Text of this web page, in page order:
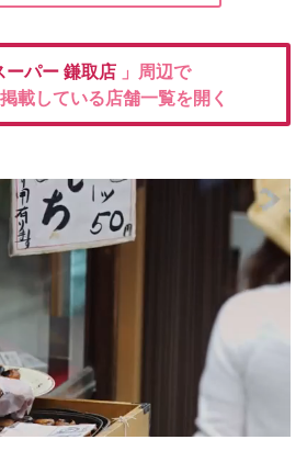
ーパー 鎌取店 」周辺で
載している店舗一覧を開く